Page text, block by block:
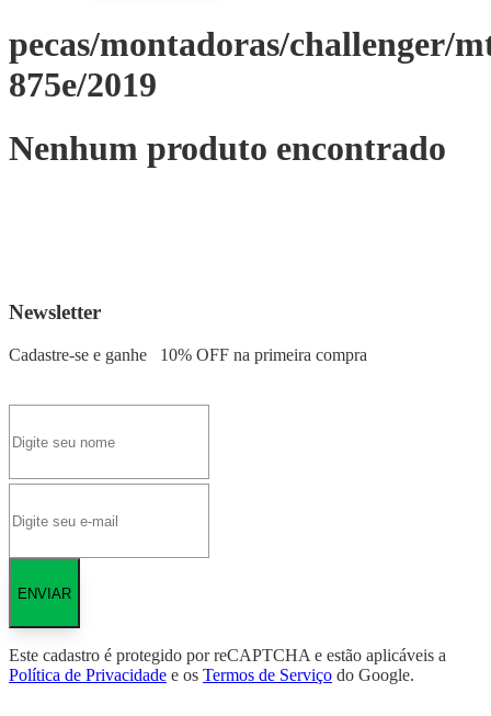
pecas/montadoras/challenger/
875e/2019
Nenhum produto encontrado
Newsletter
Cadastre-se e ganhe 10% OFF na primeira compra
ENVIAR
Este cadastro é protegido por reCAPTCHA e estão aplicáveis a
Política de Privacidade e os Termos de Serviço do Google.